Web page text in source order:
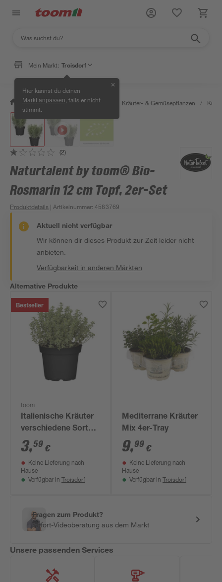
Mein Markt: Troisdorf
Hier kannst du deinen
Markt anpassen , falls er nicht
stimmt.
✕
/ Garten & Freizeit / Pflanzen Kräuter- & Gemüsepflanzen /
(2)
Naturtalent by toom® Bio-
Rosmarin 12 cm Topf, 2er-Set
Produktdetails | Artikelnummer:4583769
Aktuell nicht verfügbar
Wir können dir dieses Produkt zur Zeit leider nicht
anbieten.
Verfügbarkeit in anderen Märkten
Alternative Produkte
Bestseller
toom
Italienische Kräuter
verschiedene Sorten
14 cm Topf
3,59 €
Keine Lieferung nach
Hause
Verfügbar in Troisdorf
Mediterrane Kräuter
Mix 4er-Tray
9,99 €
Keine Lieferung nach
Hause
Verfügbar in Troisdorf
Fragen zum Produkt?
Sofort-Videoberatung aus dem Markt
Unsere passenden Services